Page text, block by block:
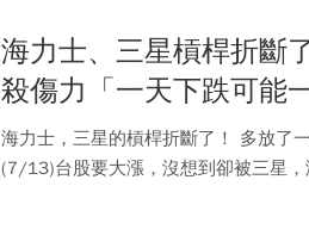
海力士、三星槓桿折斷
殺傷力「一天下跌可能
兩族群壓力不小
海力士，三星的槓桿折斷了！ 多放了
(7/13)台股要大漲，沒想到卻被三星